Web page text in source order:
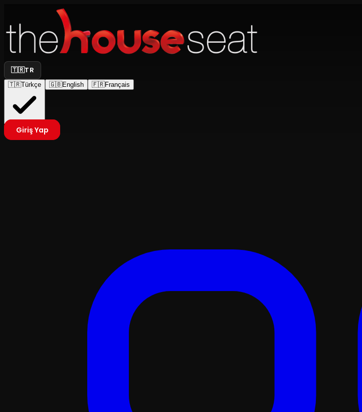
🇹🇷TR
🇹🇷Türkçe 🇬🇧English 🇫🇷Français
Giriş Yap